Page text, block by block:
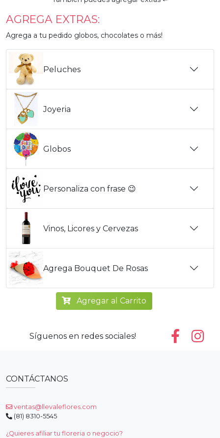
AGREGA EXTRAS:
Agrega a tu pedido globos, chocolates o más!
Peluches
Joyeria
Globos
Personaliza con frase 😉
Vinos, Licores y Cervezas
Agrega Bouquet De Rosas
Agregar al Carrito
Síguenos en redes sociales!
CONTÁCTANOS
ventas@llevaleflores.com
(81) 8310-5545
¿Quieres afiliar tu floreria o negocio?